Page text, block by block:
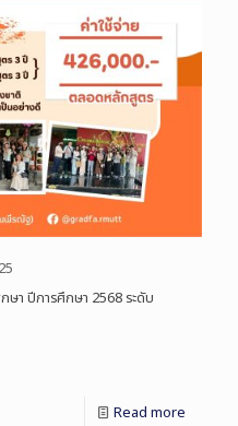
า ปีการศึกษา 2568 ระดับ
Read more